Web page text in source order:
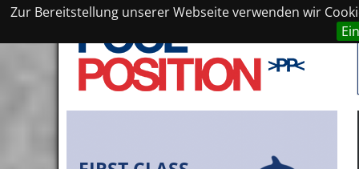
Zur Bereitstellung unserer Webseite verwenden wir